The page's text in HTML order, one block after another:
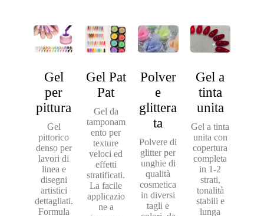
Gel
per
pittura
Gel
pittorico
denso per
lavori di
linea e
disegni
artistici
dettagliati.
Formula
Gel Pat
Pat
Gel da
tamponam
ento per
texture
veloci ed
effetti
stratificati.
La facile
applicazio
ne a
Polver
e
glittera
ta
Polvere di
glitter per
unghie di
qualità
cosmetica
in diversi
tagli e
Gel a
tinta
unita
Gel a tinta
unita con
copertura
completa
in 1-2
strati,
tonalità
stabili e
lunga